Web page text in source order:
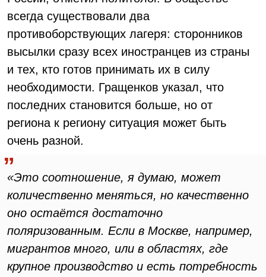
всегда существовали два
противоборствующих лагеря: сторонников
высылки сразу всех иностранцев из страны
и тех, кто готов принимать их в силу
необходимости. Гращенков указал, что
последних становится больше, но от
региона к региону ситуация может быть
очень разной.
«Это соотношение, я думаю, может
количественно меняться, но качественно
оно остаётся достаточно
поляризованным. Если в Москве, например,
мигрантов много, или в областях, где
крупное производство и есть потребность